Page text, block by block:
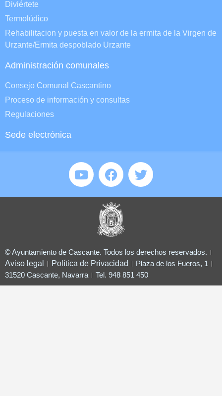
Diviértete
Termolúdico
Rehabilitacion y puesta en valor de la ermita de la Virgen de
Urzante/Ermita despoblado Urzante
Administración comunales
Consejo Comunal Cascantino
Proceso de información y consultas
Regulaciones
Sede electrónica
© Ayuntamiento de Cascante. Todos los derechos reservados.
Aviso legal
Política de Privacidad
Plaza de los Fueros, 1
31520 Cascante, Navarra
Tel. 948 851 450